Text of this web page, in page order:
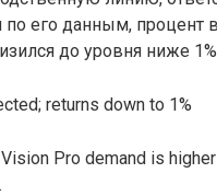
его данным, процент
до уровня ниже
returns down to 1%
Pro demand is